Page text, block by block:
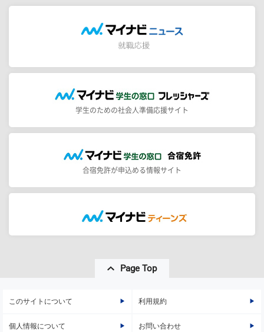
学生のための社会人準備応援サイト
合宿免許が申込める情報サイト
Page Top
このサイトについて 利用規約
個人情報について お問い合わせ